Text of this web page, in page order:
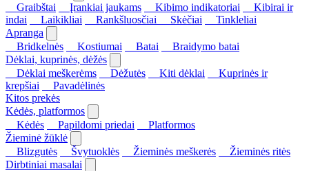
Graibštai
Įrankiai jaukams Kibimo indikatoriai
Kibirai ir
indai
Laikikliai Rankšluosčiai Skėčiai
Tinkleliai
Apranga
Bridkelnės
Kostiumai Batai
Braidymo batai
Dėklai, kuprinės, dėžės
Dėklai meškerėms
Dėžutės Kiti dėklai
Kuprinės ir
krepšiai
Pavadėlinės
Kitos prekės
Kėdės, platformos
Kėdės
Papildomi priedai
Platformos
Žieminė žūklė
Blizgutės
Švytuoklės Žieminės meškerės
Žieminės ritės
Dirbtiniai masalai